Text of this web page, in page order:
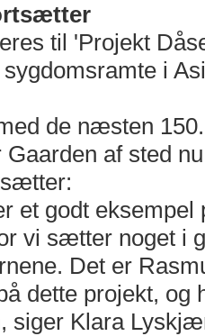
til 'Projekt
i
de næsten
af sted
et godt eksempel
vi sætter noget i
Det er
dette projekt, og
siger Klara